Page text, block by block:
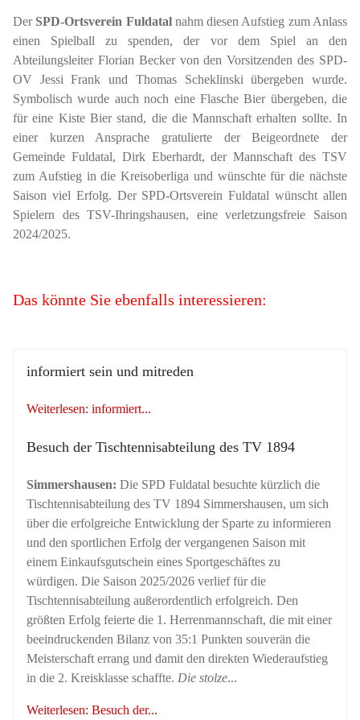
Der SPD-Ortsverein Fuldatalnahm diesen Aufstieg zum Anlass
einen Spielball zu spenden, der vor dem Spiel an den
Abteilungsleiter Florian Becker von den Vorsitzenden des SPD-
OV Jessi Frank und Thomas Scheklinski übergeben wurde.
Symbolisch wurde auch noch eine Flasche Bier übergeben, die
für eine Kiste Bier stand, die die Mannschaft erhalten sollte. In
einer kurzen Ansprache gratulierte der Beigeordnete der
Gemeinde Fuldatal, Dirk Eberhardt, der Mannschaft des TSV
zum Aufstieg in die Kreisoberliga und wünschte für die nächste
Saison viel Erfolg. Der SPD-Ortsverein Fuldatal wünscht allen
Spielern des TSV-Ihringshausen, eine verletzungsfreie Saison
2024/2025.
Das könnte Sie ebenfalls interessieren:
informiert sein und mitreden
Weiterlesen: informiert...
Besuch der Tischtennisabteilung des TV 1894
Simmershausen: Die SPD Fuldatal besuchte kürzlich die
Tischtennisabteilung des TV 1894 Simmershausen, um sich
über die erfolgreiche Entwicklung der Sparte zu informieren
und den sportlichen Erfolg der vergangenen Saison mit
einem Einkaufsgutschein eines Sportgeschäftes zu
würdigen. Die Saison 2025/2026 verlief für die
Tischtennisabteilung außerordentlich erfolgreich. Den
größten Erfolg feierte die 1. Herrenmannschaft, die mit einer
beeindruckenden Bilanz von 35:1 Punkten souverän die
Meisterschaft errang und damit den direkten Wiederaufstieg
in die 2. Kreisklasse schaffte. Die stolze...
Weiterlesen: Besuch der...